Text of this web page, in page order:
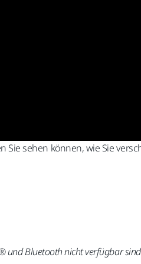
sehen können, wie Sie
und Bluetooth nicht verfügbar